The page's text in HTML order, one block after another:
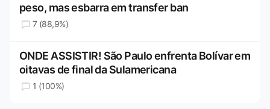
peso, mas esbarra em transfer ban
7 (88,9%)
ONDE ASSISTIR! São Paulo enfrenta Bolívar em
oitavas de final da Sulamericana
1 (100%)